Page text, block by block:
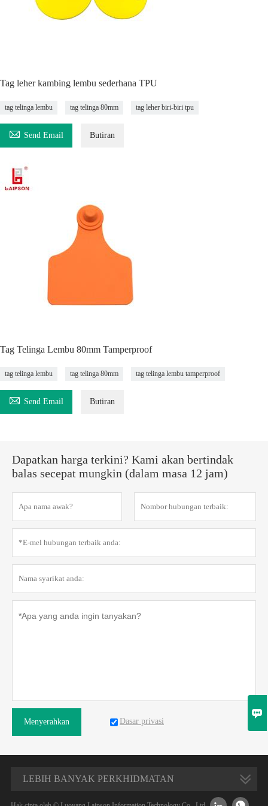
Tag leher kambing lembu sederhana TPU
tag telinga lembu tag telinga 80mm tag leher biri-biri tpu
 Send Email Butiran
Tag Telinga Lembu 80mm Tamperproof
tag telinga lembu tag telinga 80mm tag telinga lembu tamperproof
 Send Email Butiran
Dapatkan harga terkini? Kami akan bertindak
balas secepat mungkin (dalam masa 12 jam)
Menyerahkan Dasar privasi
LEBIH BANYAK PERKHIDMATAN
